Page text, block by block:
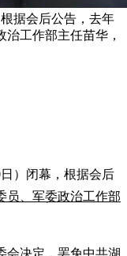
据会后公告，去年
工作部主任苗华，
）闭幕，根据会后
员、军委政治工作部
会决定，罢免中共湖